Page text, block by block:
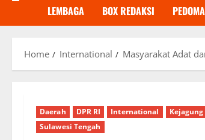
LEMBAGA BOX REDAKSI
Home International Masyarakat Adat
Daerah DPR RI International Kejagung
Sulawesi Tengah